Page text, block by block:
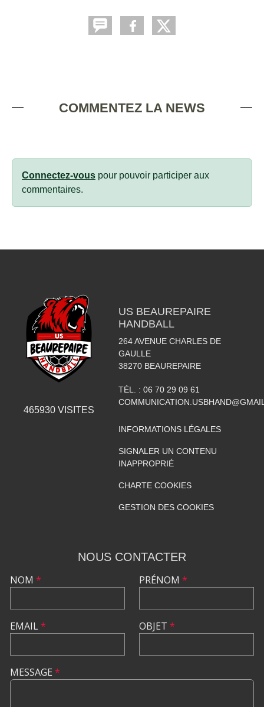
COMMENTEZ LA NEWS
Connectez-vous pour pouvoir participer aux
commentaires.
465930 VISITES
US BEAUREPAIRE
HANDBALL
264 AVENUE CHARLES DE
GAULLE
38270 BEAUREPAIRE
TÉL. : 06 70 29 09 61
INFORMATIONS LÉGALES
SIGNALER UN CONTENU
INAPPROPRIÉ
CHARTE COOKIES
GESTION DES COOKIES
NOUS CONTACTER
NOM *
EMAIL*
PRÉNOM *
OBJET *
MESSAGE *